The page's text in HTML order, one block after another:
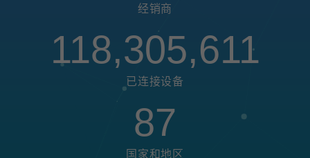
经销商
118,305,611
已连接设备
87
国家和地区